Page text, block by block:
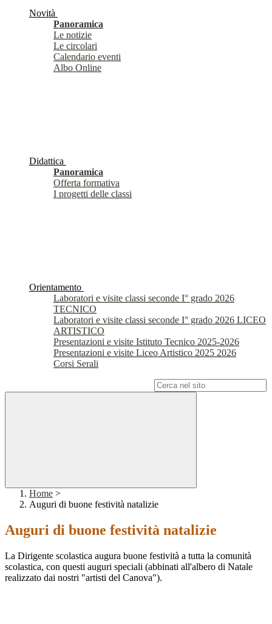
Novità
Panoramica
Le notizie
Le circolari
Calendario eventi
Albo Online
Didattica
Panoramica
Offerta formativa
I progetti delle classi
Orientamento
Laboratori e visite classi seconde I° grado 2026
TECNICO
Laboratori e visite classi seconde I° grado 2026 LICEO
ARTISTICO
Presentazioni e visite Istituto Tecnico 2025-2026
Presentazioni e visite Liceo Artistico 2025 2026
Corsi Serali
Home >
Auguri di buone festività natalizie
Auguri di buone festività natalizie
La Dirigente scolastica augura buone festività a tutta la comunità
scolastica, con questi auguri speciali (abbinati all'albero di Natale
realizzato dai nostri "artisti del Canova").